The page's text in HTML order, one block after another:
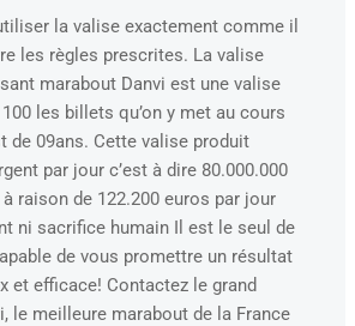
la valise exactement comme il
les règles prescrites. La valise
marabout Danvi est une valise
les billets qu’on y met au cours
de 09ans. Cette valise produit
par jour c’est à dire 80.000.000
raison de 122.200 euros par jour
ni sacrifice humain Il est le seul de
de vous promettre un résultat
et efficace! Contactez le grand
le meilleure marabout de la France